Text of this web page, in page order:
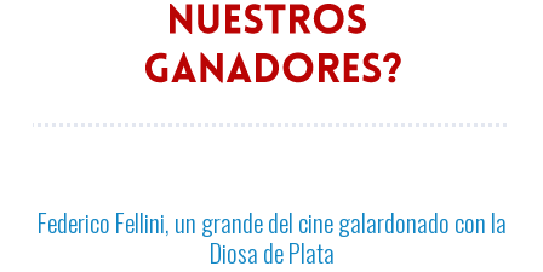
Federico Fellini, un grande del cine galardonado con la
Diosa de Plata